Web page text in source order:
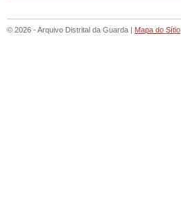
© 2026 - Arquivo Distrital da Guarda | Mapa do Sítio